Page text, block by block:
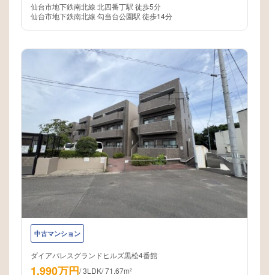
仙台市地下鉄南北線 北四番丁駅 徒歩5分
仙台市地下鉄南北線 勾当台公園駅 徒歩14分
中古マンション
ダイアパレスグランドヒルズ黒松4番館
1,990万円/3LDK/71.67m²